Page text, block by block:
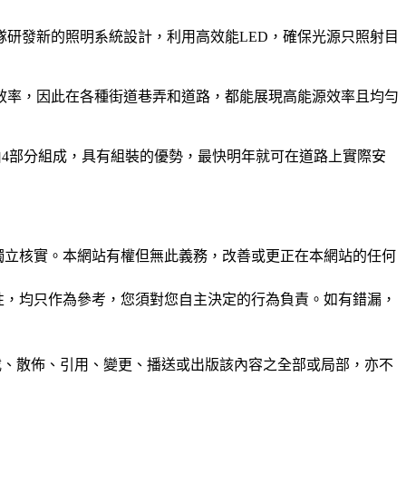
發新的照明系統設計，利用高效能LED，確保光源只照射目
，因此在各種街道巷弄和道路，都能展現高能源效率且均勻
分組成，具有組裝的優勢，最快明年就可在道路上實際安
核實。本網站有權但無此義務，改善或更正在本網站的任何
均只作為參考，您須對您自主決定的行為負責。如有錯漏，
散佈、引用、變更、播送或出版該內容之全部或局部，亦不